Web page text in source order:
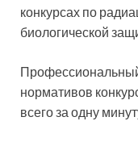
конкурсах по
биологической
нормативов
всего за одну